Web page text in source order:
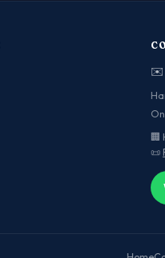
🏢
📜